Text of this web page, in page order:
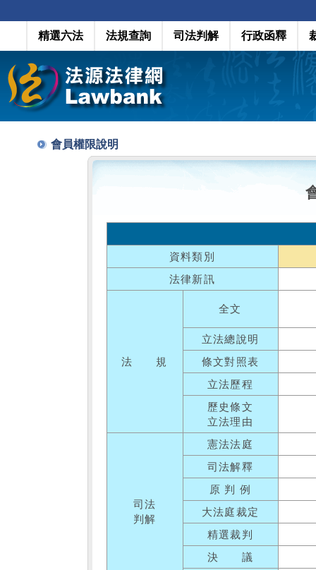
精選六法 法規查詢 司法判解 行政函釋
會員權限說明
資料類別
法律新訊
法 規
全文
立法總說明
條文對照表
立法歷程
歷史條文
立法理由
司法
判解
憲法法庭
司法解釋
原 判 例
大法庭裁定
精選裁判
決 議